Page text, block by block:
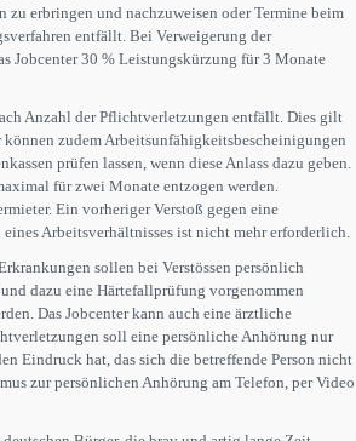
zu erbringen und nachzuweisen oder Termine beim
entfällt. Bei Verweigerung der
30 % Leistungskürzung für 3 Monate
Anzahl der Pflichtverletzungen entfällt. Dies gilt
können zudem Arbeitsunfähigkeitsbescheinigungen
prüfen lassen, wenn diese Anlass dazu geben.
für zwei Monate entzogen werden.
Ein vorheriger Verstoß gegen eine
Arbeitsverhältnisses ist nicht mehr erforderlich.
sollen bei Verstössen persönlich
dazu eine Härtefallprüfung vorgenommen
Das Jobcenter kann auch eine ärztliche
soll eine persönliche Anhörung nur
Eindruck hat, das sich die betreffende Person nicht
zur persönlichen Anhörung am Telefon, per Video